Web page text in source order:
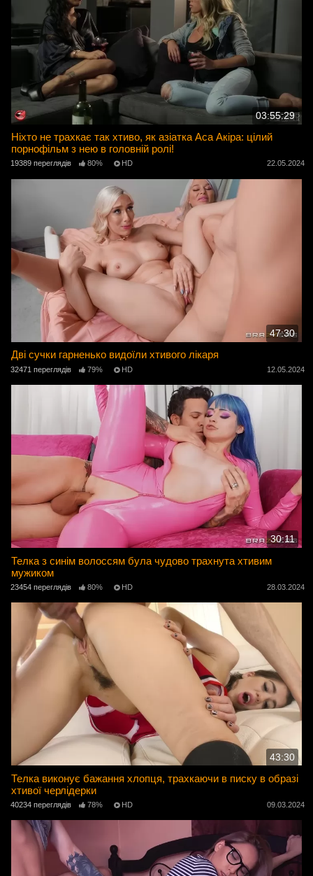
03:55:29
Ніхто не трахкає так хтиво, як азіатка Аса Акіра: цілий
порнофільм з нею в головній ролі!
19389 переглядів 80% HD 22.05.2024
47:30
Дві сучки гарненько видоїли хтивого лікаря
32471 переглядів 79% HD 12.05.2024
30:11
Телка з синім волоссям була чудово трахнута хтивим
мужиком
23454 переглядів 80% HD 28.03.2024
43:30
Телка виконує бажання хлопця, трахкаючи в писку в образі
хтивої черлідерки
40234 переглядів 78% HD 09.03.2024